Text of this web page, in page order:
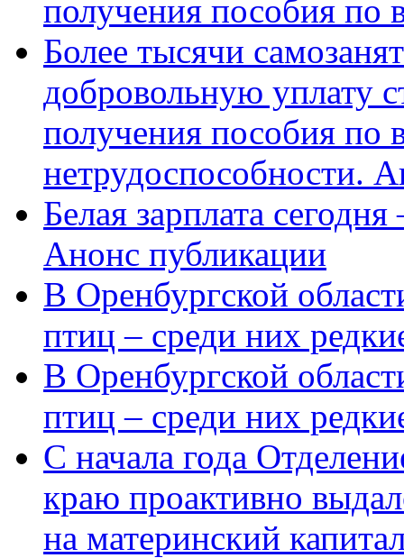
получения пособия по
Более тысячи
добровольную уплату
получения пособия по
нетрудоспособности.
Белая зарплата
Анонс публикации
В Оренбургской
птиц – среди них
В Оренбургской
птиц – среди них
С начала года
краю проактивно
на материнский